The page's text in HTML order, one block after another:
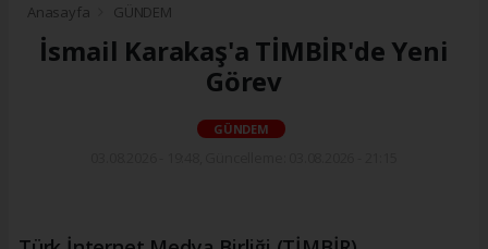
Anasayfa GÜNDEM
İsmail Karakaş'a TİMBİR'de Yeni
Görev
GÜNDEM